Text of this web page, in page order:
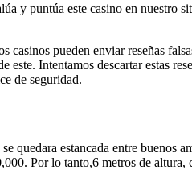
y puntúa este casino en nuestro
pueden enviar reseñas
Intentamos descartar estas
de seguridad.
quedara estancada entre buenos
Por lo tanto,6 metros de altura,